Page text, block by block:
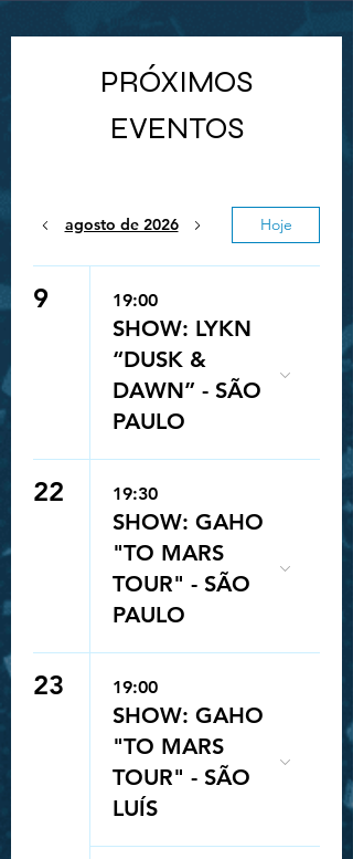
PRÓXIMOS
EVENTOS
agosto de 2026 Hoje
9 19:00
SHOW: LYKN
“DUSK &
DAWN” - SÃO
PAULO
22 19:30
SHOW: GAHO
"TO MARS
TOUR" - SÃO
PAULO
23 19:00
SHOW: GAHO
"TO MARS
TOUR" - SÃO
LUÍS